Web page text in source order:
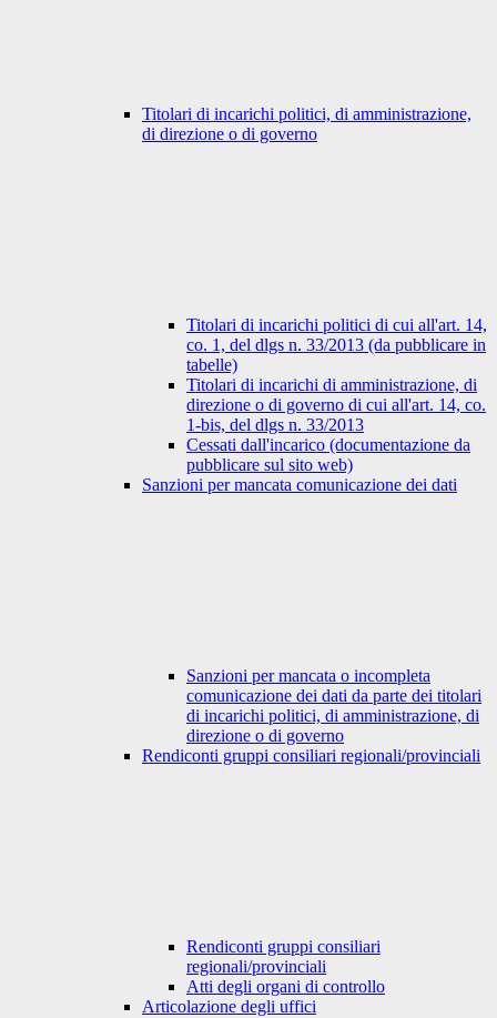
Titolari di incarichi politici, di amministrazione,
di direzione o di governo
Titolari di incarichi politici di cui all'art. 14,
co. 1, del dlgs n. 33/2013 (da pubblicare in
tabelle)
Titolari di incarichi di amministrazione, di
direzione o di governo di cui all'art. 14, co.
1-bis, del dlgs n. 33/2013
Cessati dall'incarico (documentazione da
pubblicare sul sito web)
Sanzioni per mancata comunicazione dei dati
Sanzioni per mancata o incompleta
comunicazione dei dati da parte dei titolari
di incarichi politici, di amministrazione, di
direzione o di governo
Rendiconti gruppi consiliari regionali/provinciali
Rendiconti gruppi consiliari
regionali/provinciali
Atti degli organi di controllo
Articolazione degli uffici